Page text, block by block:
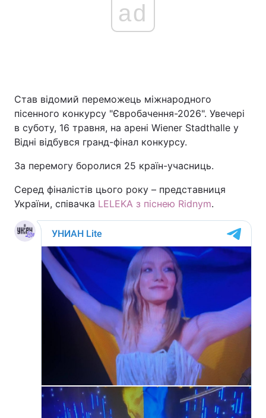
Головна
Україна Політика
Економіка Світ
Техно і зв'язок
Зброя Інциденти
Туризм
Погода
Регіони
Відео з Youtube Статті
ad
Став відомий переможець міжнародного
пісенного конкурсу "Євробачення-2026". Увечері
в суботу, 16 травня, на арені Wiener Stadthalle у
Відні відбувся гранд-фінал конкурсу.
За перемогу боролися 25 країн-учасниць.
Серед фіналістів цього року – представниця
України, співачка LELEKA з піснею Ridnym.